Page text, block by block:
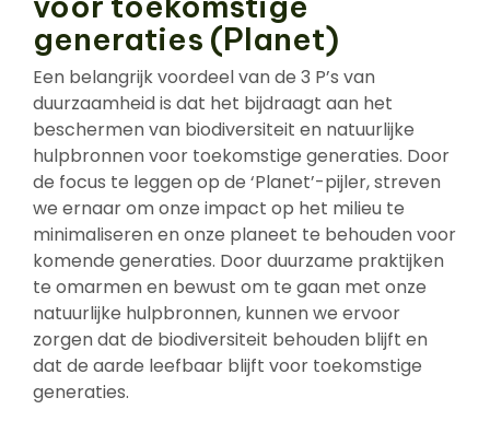
generaties (Planet)
Een belangrijk voordeel van de 3 P’s van
duurzaamheid is dat het bijdraagt aan het
beschermen van biodiversiteit en natuurlijke
hulpbronnen voor toekomstige generaties. Door
de focus te leggen op de ‘Planet’-pijler, streven
we ernaar om onze impact op het milieu te
minimaliseren en onze planeet te behouden voor
komende generaties. Door duurzame praktijken
te omarmen en bewust om te gaan met onze
natuurlijke hulpbronnen, kunnen we ervoor
zorgen dat de biodiversiteit behouden blijft en
dat de aarde leefbaar blijft voor toekomstige
generaties.